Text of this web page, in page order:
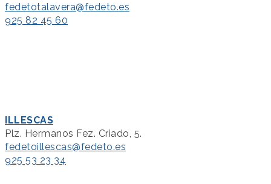
fedetotalavera@fedeto.es
925 82 45 60
ILLESCAS
Plz. Hermanos Fez. Criado, 5.
fedetoillescas@fedeto.es
925 53 23 34